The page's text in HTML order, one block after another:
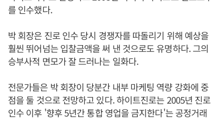
를 인수했다.
박 회장은 진로 인수 당시 경쟁자를 따돌리기 위해 예상을
훨씬 뛰어넘는 입찰금액을 써 낸 것으로도 유명하다. 그의
승부사적 면모가 잘 드러나는 일화다.
전문가들은 박 회장이 당분간 내부 마케팅 역량 강화에 중
점을 둘 것으로 전망하고 있다. 하이트진로는 2005년 진로
인수 이후 '향후 5년간 통합 영업을 금지한다'는 공정거래